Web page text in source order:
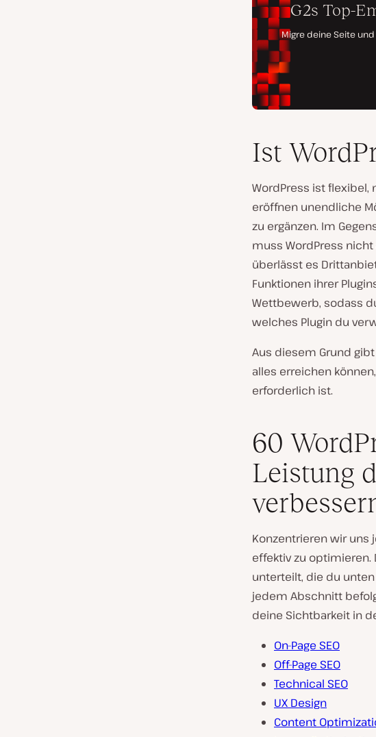
Ist
WordPress ist flexibel,
eröffnen unendliche
zu ergänzen. Im
muss WordPress
überlässt es
Funktionen ihrer
Wettbewerb, sodass
welches Plugin du
Aus diesem Grund
alles erreichen
erforderlich ist.
60
Leistung
Konzentrieren wir uns
effektiv zu
unterteilt, die du
jedem Abschnitt
deine Sichtbarkeit in
On-Page SEO
Off-Page SEO
Technical SEO
UX Design
Content